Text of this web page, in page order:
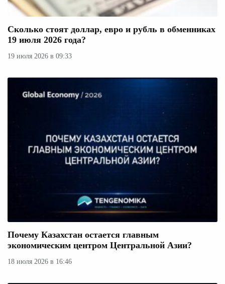
Сколько стоят доллар, евро и рубль в обменниках
19 июля 2026 года?
19 июля 2026 в 09:33
Почему Казахстан остается главным
экономическим центром Центральной Азии?
18 июля 2026 в 16:46